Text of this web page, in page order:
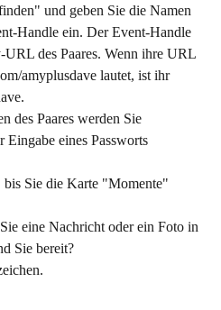
und geben Sie die Namen
Handle ein. Der Event-Handle
URL des Paares. Wenn ihre URL
amyplusdave lautet, ist ihr
des Paares werden Sie
Eingabe eines Passworts
bis Sie die Karte "Momente"
eine Nachricht oder ein Foto in
Sie bereit?